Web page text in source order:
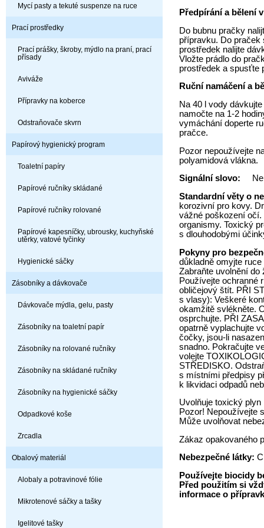
Mycí pasty a tekuté suspenze na ruce
Prací prostředky
Prací prášky, škroby, mýdlo na praní, prací
přísady
Aviváže
Přípravky na koberce
Odstraňovače skvrn
Papírový hygienický program
Toaletní papíry
Papírové ručníky skládané
Papírové ručníky rolované
Papírové kapesníčky, ubrousky, kuchyňské
utěrky, vatové tyčinky
Hygienické sáčky
Zásobníky a dávkovače
Dávkovače mýdla, gelu, pasty
Zásobníky na toaletní papír
Zásobníky na rolované ručníky
Zásobníky na skládané ručníky
Zásobníky na hygienické sáčky
Odpadkové koše
Zrcadla
Obalový materiál
Alobaly a potravinové fólie
Mikrotenové sáčky a tašky
Igelitové tašky
Předpírání a bělení
Do bubnu pračky
přípravku. Do
prostředek nalijte
Vložte prádlo do
prostředek a spusťte
Ruční namáčení a
Na 40 l vody
namočte na 1-2
vymáchání doperte
pračce.
Pozor nepoužívejte
polyamidová vlákna.
Signální slovo:
Standardní věty o
korozivní pro kovy.
vážné poškození
organismy. Toxický
s dlouhodobými
Pokyny pro
důkladně omyjte
Zabraňte uvolnění do
Používejte ochranné
obličejový štít. PŘI
s vlasy): Veškeré
okamžitě svlékněte.
osprchujte. PŘI
opatrně vyplachujte
čočky, jsou-li
snadno. Pokračujte
volejte
STŘEDISKO.
s místními předpisy
k likvidaci odpadů
Uvolňuje toxický
Pozor! Nepoužívejte
Může uvolňovat
Zákaz opakovaného
Nebezpečné látky:
Používejte biocidy
Před použitím si
informace o